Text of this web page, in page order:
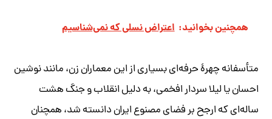
همچنین بخوانید: ‌‌اعتراض نسلی که نمی‌شناسیم
متأسفانه چهرۀ حرفه‌ای بسیاری از این معماران زن، مانند نوشین
احسان یا لیلا سردار افخمی، به دلیل انقلاب و جنگ هشت
ساله‌ای که ارجح بر فضای مصنوع ایران دانسته شد، همچنان